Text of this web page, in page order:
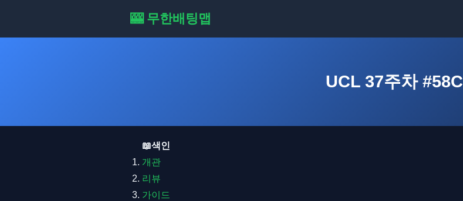
🎰 무한배팅맵
UCL 37주차 #58C
📖색인
개관
리뷰
가이드